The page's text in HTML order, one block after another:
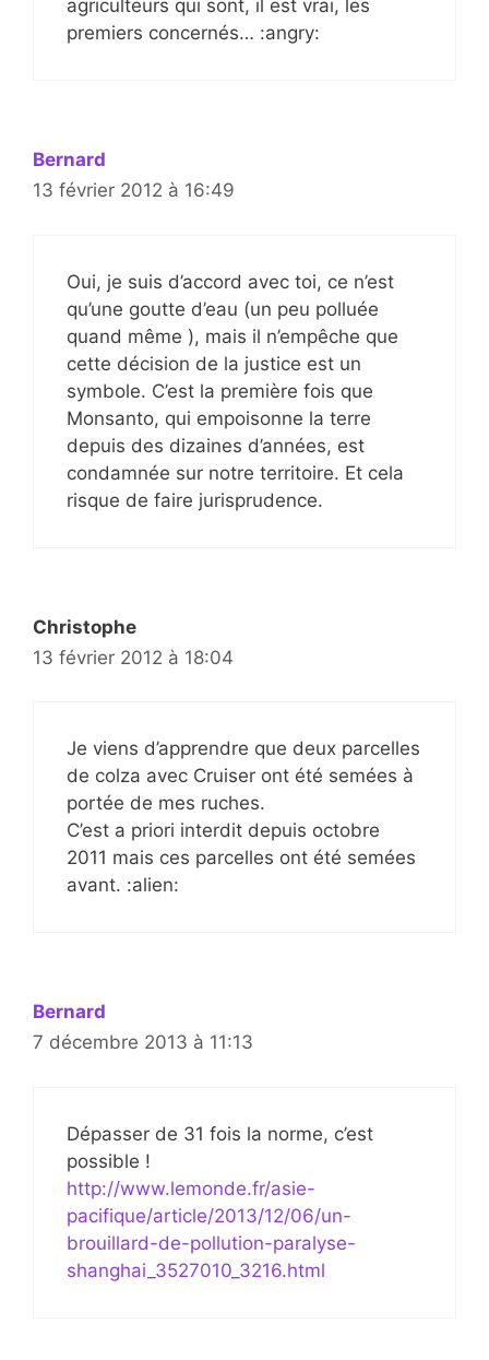
agriculteurs qui sont, il est vrai, les
premiers concernés… :angry:
Bernard
13 février 2012 à 16:49
Oui, je suis d’accord avec toi, ce n’est
qu’une goutte d’eau (un peu polluée
quand même ), mais il n’empêche que
cette décision de la justice est un
symbole. C’est la première fois que
Monsanto, qui empoisonne la terre
depuis des dizaines d’années, est
condamnée sur notre territoire. Et cela
risque de faire jurisprudence.
Christophe
13 février 2012 à 18:04
Je viens d’apprendre que deux parcelles
de colza avec Cruiser ont été semées à
portée de mes ruches.
C’est a priori interdit depuis octobre
2011 mais ces parcelles ont été semées
avant. :alien:
Bernard
7 décembre 2013 à 11:13
Dépasser de 31 fois la norme, c’est
possible !
http://www.lemonde.fr/asie-
pacifique/article/2013/12/06/un-
brouillard-de-pollution-paralyse-
shanghai_3527010_3216.html